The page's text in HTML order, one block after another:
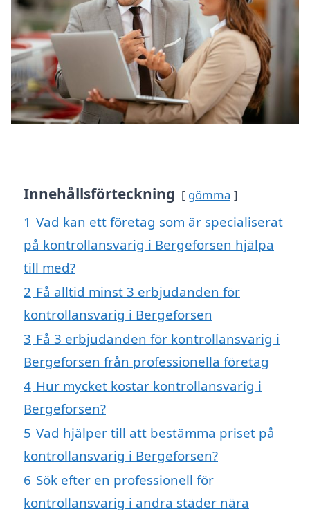
Innehållsförteckning gömma
1 Vad kan ett företag som är specialiserat
på kontrollansvarig i Bergeforsen hjälpa
till med?
2 Få alltid minst 3 erbjudanden för
kontrollansvarig i Bergeforsen
3 Få 3 erbjudanden för kontrollansvarig i
Bergeforsen från professionella företag
4 Hur mycket kostar kontrollansvarig i
Bergeforsen?
5 Vad hjälper till att bestämma priset på
kontrollansvarig i Bergeforsen?
6 Sök efter en professionell för
kontrollansvarig i andra städer nära